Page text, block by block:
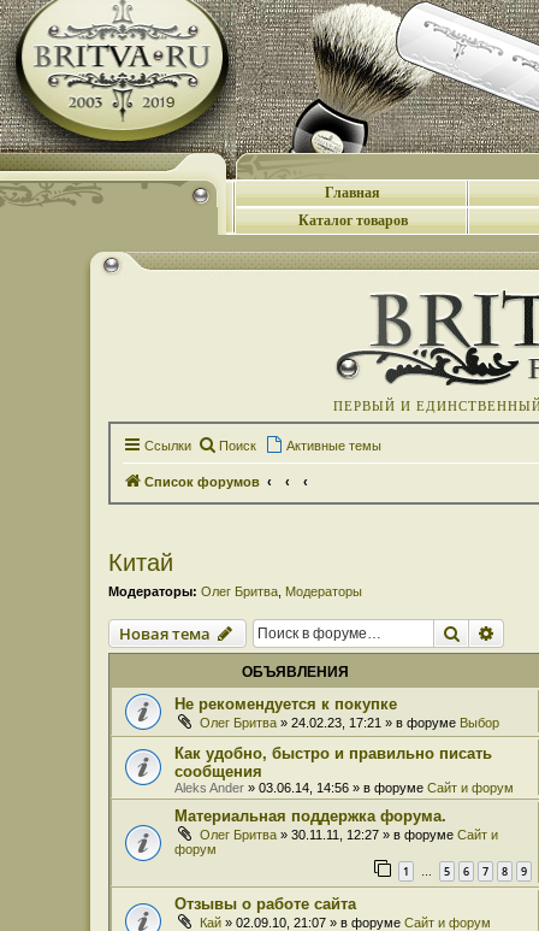
Главная
Каталог товаров
ПЕРВЫЙ И
Ссылки Поиск Активные темы
Список форумов
Китай
Модераторы: Олег Бритва Модераторы
Новая тема Поиск
ОБЪЯВЛЕНИЯ
Не рекомендуется к покупке
Олег Бритва » 24.02.23, 17:21 » в форуме Выбор
Как удобно, быстро и правильно писать
сообщения
Aleks Ander » 03.06.14, 14:56 » в форуме Сайт и форум
Материальная поддержка форума.
Олег Бритва » 30.11.11, 12:27 » в форуме Сайт и
форум
1 … 5 6 7 8 9
Отзывы о работе сайта
Кай » 02.09.10, 21:07 » в форуме Сайт и форум